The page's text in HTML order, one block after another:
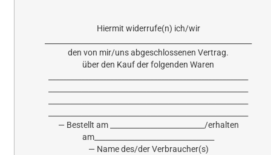
Hiermit widerrufe(n) ich/wir
den von mir/uns abgeschlossenen Vertrag.
über den Kauf der folgenden Waren
— Bestellt am __________________________/erhalten
am_________________________________
— Name des/der Verbraucher(s)